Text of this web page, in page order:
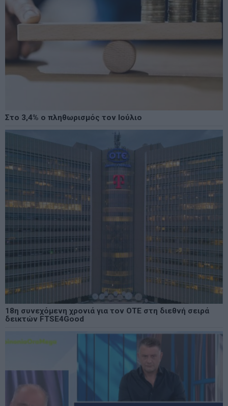
Στο 3,4% ο πληθωρισμός τον Ιούλιο
18η συνεχόμενη χρονιά για τον ΟΤΕ στη διεθνή σειρά
δεικτών FTSE4Good